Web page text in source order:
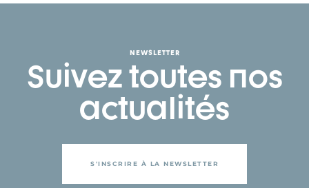
NEWSLETTER
Suivez toutes nos
actualités
S'INSCRIRE À LA NEWSLETTER